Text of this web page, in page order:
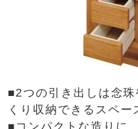
■2つの引き出しは念
くり収納できるスペー
■コンパクトな造りに